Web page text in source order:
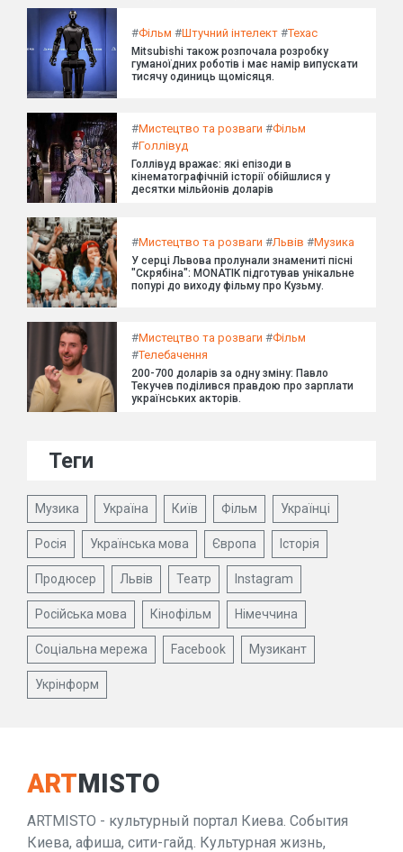
#Фільм #Штучний інтелект #Техас
Mitsubishi також розпочала розробку
гуманоїдних роботів і має намір випускати
тисячу одиниць щомісяця.
#Мистецтво та розваги #Фільм
#Голлівуд
Голлівуд вражає: які епізоди в
кінематографічній історії обійшлися у
десятки мільйонів доларів
#Мистецтво та розваги #Львів #Музика
У серці Львова пролунали знамениті пісні
"Скрябіна": MONATIK підготував унікальне
попурі до виходу фільму про Кузьму.
#Мистецтво та розваги #Фільм
#Телебачення
200-700 доларів за одну зміну: Павло
Текучев поділився правдою про зарплати
українських акторів.
Теги
Музика Україна Київ Фільм Українці
Росія Українська мова Європа Історія
Продюсер Львів Театр Instagram
Російська мова Кінофільм Німеччина
Соціальна мережа Facebook Музикант
Укрінформ
ARTMISTO
ARTMISTO - культурный портал Киева. События
Киева, афиша, сити-гайд. Культурная жизнь,